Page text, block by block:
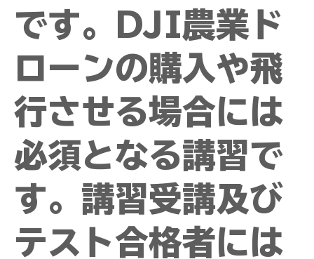
です。DJI農業ド
ローンの購入や飛
行させる場合には
必須となる講習で
す。講習受講及び
テスト合格者には